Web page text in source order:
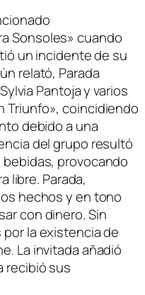
Sonsoles» cuando
un incidente de su
relató, Parada
Pantoja y varios
Triunfo», coincidiendo
debido a una
del grupo resultó
provocando
libre. Parada,
hechos y en tono
con dinero. Sin
la existencia de
La invitada añadió
recibió sus